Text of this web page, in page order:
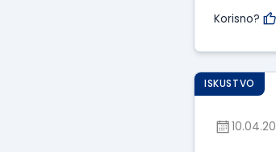
Korisno?
ISKUSTVO